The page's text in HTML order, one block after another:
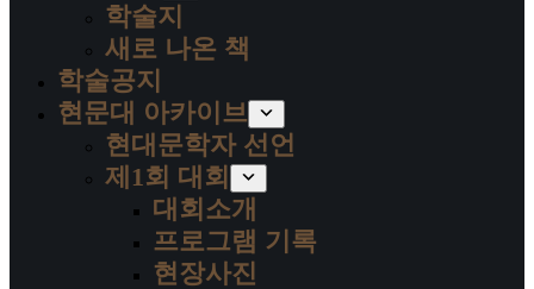
학술지
새로 나온 책
학술공지
현문대 아카이브
현대문학자 선언
제1회 대회
대회소개
프로그램 기록
현장사진